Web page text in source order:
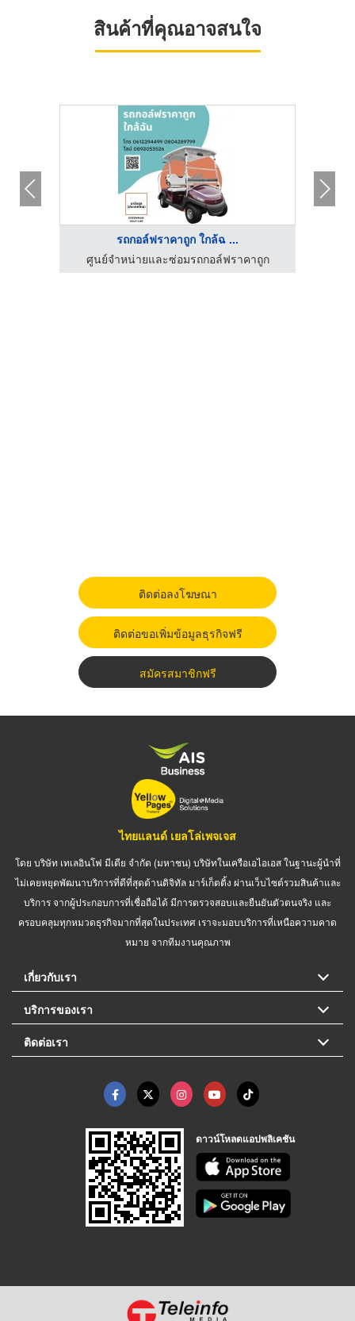
สินค้าที่คุณอาจสนใจ
รถกอล์ฟราคาถูก ใกล้ฉ ...
ศูนย์จำหน่ายและซ่อมรถกอล์ฟราคาถูก
ติดต่อลงโฆษณา
ติดต่อขอเพิ่มข้อมูลธุรกิจฟรี
สมัครสมาชิกฟรี
ไทยแลนด์ เยลโล่เพจเจส
โดย บริษัท เทเลอินโฟ มีเดีย จำกัด (มหาชน) บริษัทในเครือเอไอเอส ในฐานะผู้นำที่
ไม่เคยหยุดพัฒนาบริการที่ดีที่สุดด้านดิจิทัล มาร์เก็ตติ้ง ผ่านเว็บไซต์รวมสินค้าและ
บริการ จากผู้ประกอบการที่เชื่อถือได้ มีการตรวจสอบและยืนยันตัวตนจริง และ
ครอบคลุมทุกหมวดธุรกิจมากที่สุดในประเทศ เราจะมอบบริการที่เหนือความคาด
หมาย จากทีมงานคุณภาพ
เกี่ยวกับเรา
บริการของเรา
ติดต่อเรา
ดาวน์โหลดแอปพลิเคชัน